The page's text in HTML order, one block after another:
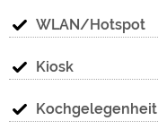
WLAN/Hotspot
Kiosk
Kochgelegenheit